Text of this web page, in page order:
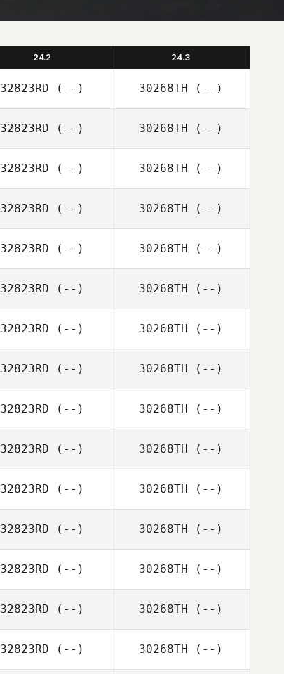
24.2 24.3
32823RD (--) 30268TH (--)
32823RD (--) 30268TH (--)
32823RD (--) 30268TH (--)
32823RD (--) 30268TH (--)
32823RD (--) 30268TH (--)
32823RD (--) 30268TH (--)
32823RD (--) 30268TH (--)
32823RD (--) 30268TH (--)
32823RD (--) 30268TH (--)
32823RD (--) 30268TH (--)
32823RD (--) 30268TH (--)
32823RD (--) 30268TH (--)
32823RD (--) 30268TH (--)
32823RD (--) 30268TH (--)
32823RD (--) 30268TH (--)